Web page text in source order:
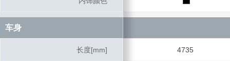
车身
长度[mm] 4735
车身
长度[mm]